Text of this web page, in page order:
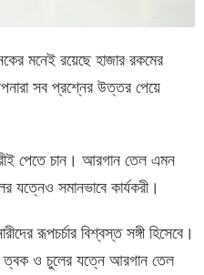
মনেই রয়েছে হাজার রকমের
সব প্রশ্নের উত্তর পেয়ে
পেতে চান। আরগান তেল এমন
যত্নেও সমানভাবে কার্যকরী।
রূপচর্চার বিশ্বস্ত সঙ্গী হিসেবে।
ত্বক ও চুলের যত্নে আরগান তেল